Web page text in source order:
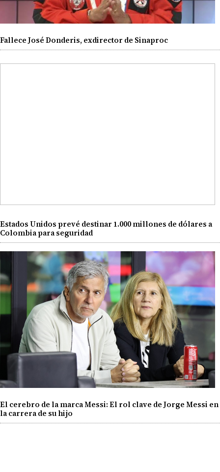
Fallece José Donderis, exdirector de Sinaproc
Estados Unidos prevé destinar 1.000 millones de dólares a
Colombia para seguridad
El cerebro de la marca Messi: El rol clave de Jorge Messi en
la carrera de su hijo